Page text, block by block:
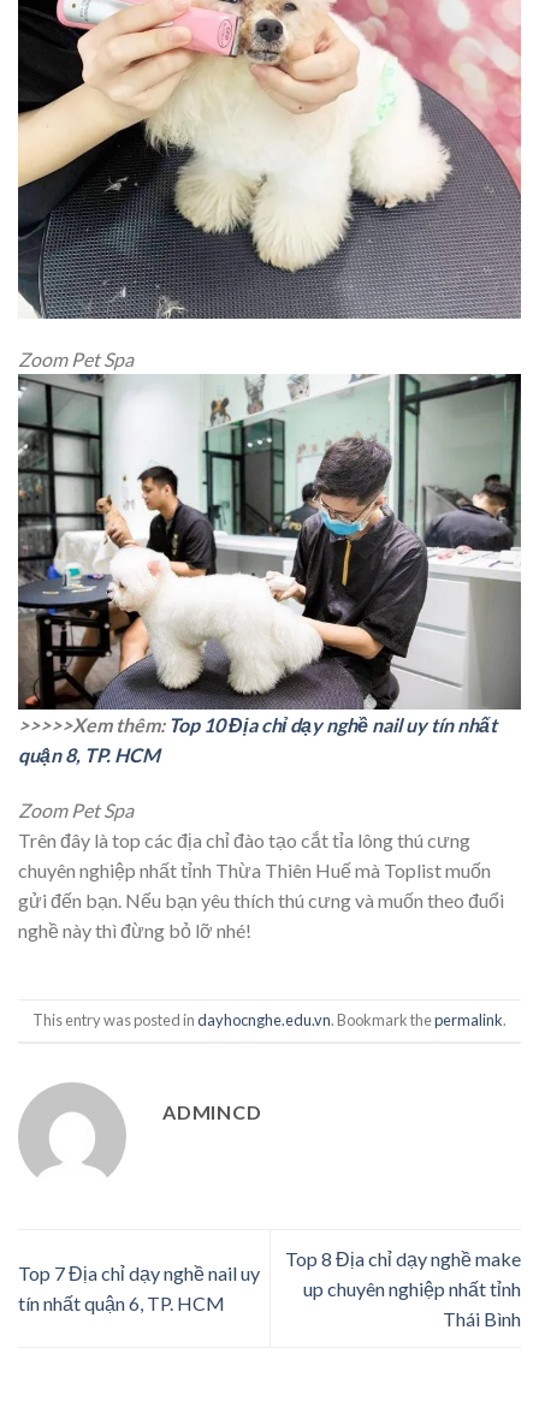
Zoom Pet Spa
>>>>>Xem thêm: Top 10 Địa chỉ dạy nghề nail uy tín nhất
quận 8, TP. HCM
Zoom Pet Spa
Trên đây là top các địa chỉ đào tạo cắt tỉa lông thú cưng
chuyên nghiệp nhất tỉnh Thừa Thiên Huế mà Toplist muốn
gửi đến bạn. Nếu bạn yêu thích thú cưng và muốn theo đuổi
nghề này thì đừng bỏ lỡ nhé!
This entry was posted indayhocnghe.edu.vn. Bookmark thepermalink.
ADMINCD
Top 7 Địa chỉ dạy nghề nail uy
tín nhất quận 6, TP. HCM
Top 8 Địa chỉ dạy nghề make
up chuyên nghiệp nhất tỉnh
Thái Bình